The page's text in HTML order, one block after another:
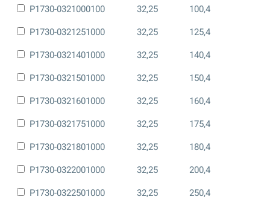
P1730-0321000100
32,25
100,4
P1730-0321251000
32,25
125,4
P1730-0321401000
32,25
140,4
P1730-0321501000
32,25
150,4
P1730-0321601000
32,25
160,4
P1730-0321751000
32,25
175,4
P1730-0321801000
32,25
180,4
P1730-0322001000
32,25
200,4
P1730-0322501000
32,25
250,4